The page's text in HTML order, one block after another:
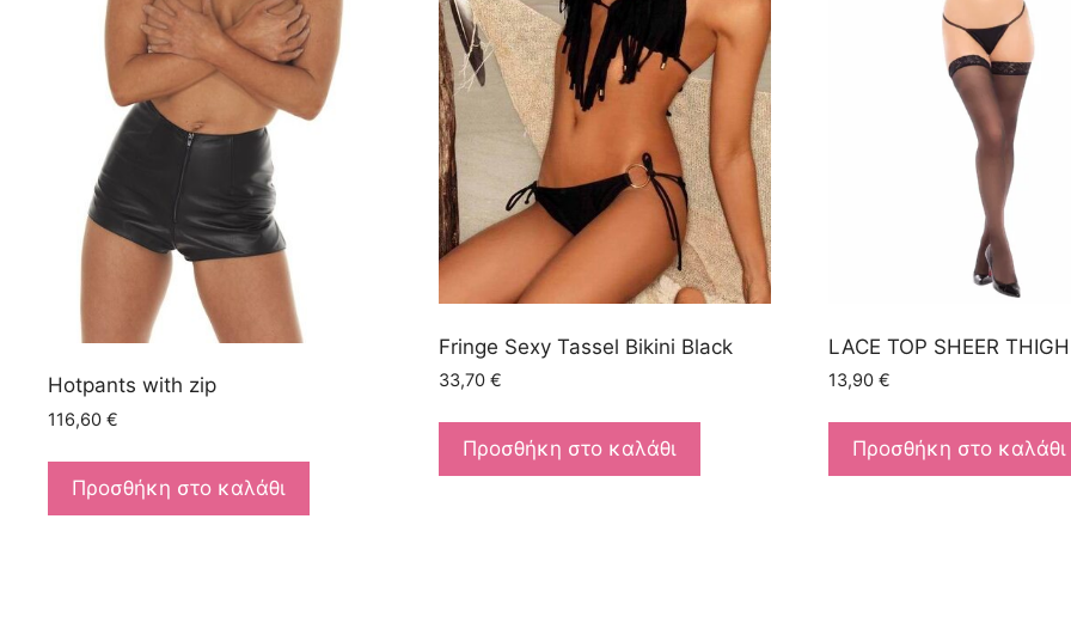
Hotpants with zip
116,60 €
Προσθήκη στο καλάθι
Fringe Sexy Tassel Bikini Black
33,70 €
Προσθήκη στο καλάθι
LACE TOP SHEER
13,90€
Προσθήκη στο καλάθι